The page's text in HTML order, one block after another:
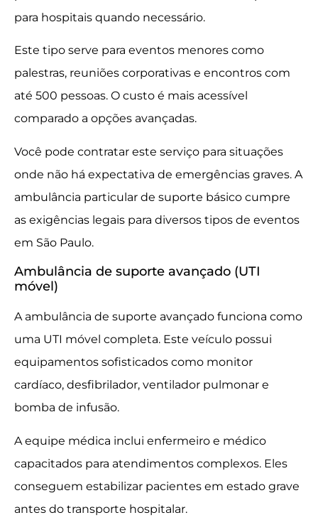
para hospitais quando necessário.
Este tipo serve para eventos menores como
palestras, reuniões corporativas e encontros com
até 500 pessoas. O custo é mais acessível
comparado a opções avançadas.
Você pode contratar este serviço para situações
onde não há expectativa de emergências graves. A
ambulância particular de suporte básico cumpre
as exigências legais para diversos tipos de eventos
em São Paulo.
Ambulância de suporte avançado (UTI
móvel)
A ambulância de suporte avançado funciona como
uma UTI móvel completa. Este veículo possui
equipamentos sofisticados como monitor
cardíaco, desfibrilador, ventilador pulmonar e
bomba de infusão.
A equipe médica inclui enfermeiro e médico
capacitados para atendimentos complexos. Eles
conseguem estabilizar pacientes em estado grave
antes do transporte hospitalar.